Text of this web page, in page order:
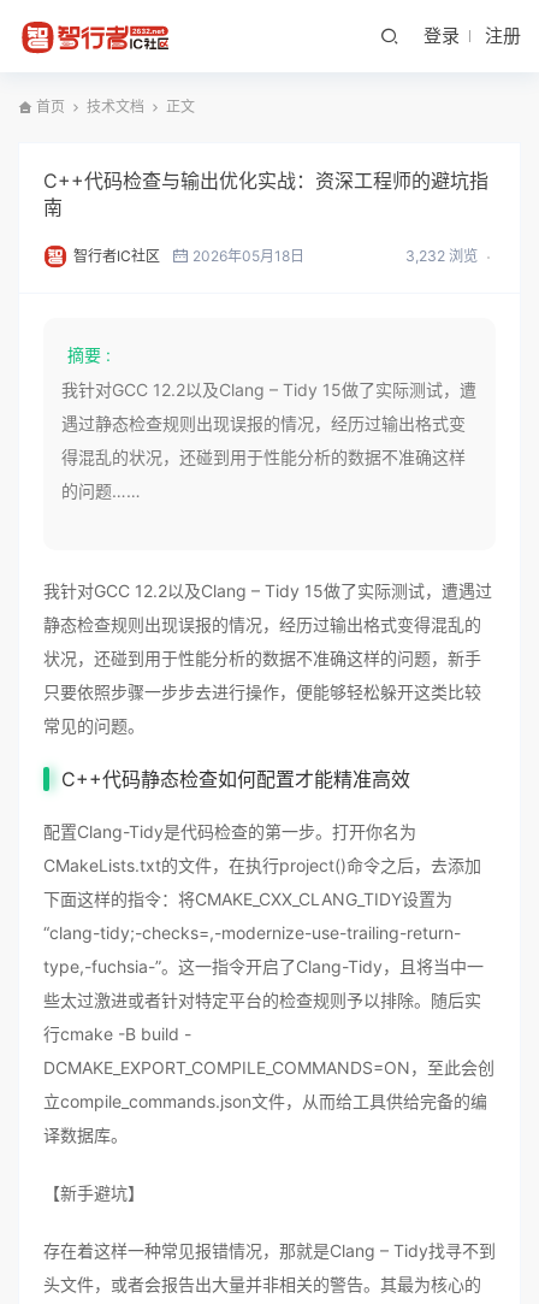
登录 注册
首页 技术文档 正文
C++代码检查与输出优化实战：资深工程师的避坑指
南
智行者IC社区 2026年05月18日 3,232 浏览
摘要 :
我针对GCC 12.2以及Clang – Tidy 15做了实际测试，遭
遇过静态检查规则出现误报的情况，经历过输出格式变
得混乱的状况，还碰到用于性能分析的数据不准确这样
的问题……
我针对GCC 12.2以及Clang – Tidy 15做了实际测试，遭遇过
静态检查规则出现误报的情况，经历过输出格式变得混乱的
状况，还碰到用于性能分析的数据不准确这样的问题，新手
只要依照步骤一步步去进行操作，便能够轻松躲开这类比较
常见的问题。
C++代码静态检查如何配置才能精准高效
配置Clang-Tidy是代码检查的第一步。打开你名为
CMakeLists.txt的文件，在执行project()命令之后，去添加
下面这样的指令：将CMAKE_CXX_CLANG_TIDY设置为
“clang-tidy;-checks=,-modernize-use-trailing-return-
type,-fuchsia-”。这一指令开启了Clang-Tidy，且将当中一
些太过激进或者针对特定平台的检查规则予以排除。随后实
行cmake -B build -
DCMAKE_EXPORT_COMPILE_COMMANDS=ON，至此会创
立compile_commands.json文件，从而给工具供给完备的编
译数据库。
【新手避坑】
存在着这样一种常见报错情况，那就是Clang – Tidy找寻不到
头文件，或者会报告出大量并非相关的警告。其最为核心的